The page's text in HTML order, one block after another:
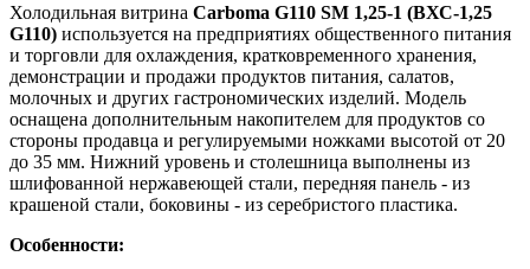
Холодильная витрина Carboma G110 SM 1,25-1 (ВХС-1,25
G110) используется на предприятиях общественного питания
и торговли для охлаждения, кратковременного хранения,
демонстрации и продажи продуктов питания, салатов,
молочных и других гастрономических изделий. Модель
оснащена дополнительным накопителем для продуктов со
стороны продавца и регулируемыми ножками высотой от 20
до 35 мм. Нижний уровень и столешница выполнены из
шлифованной нержавеющей стали, передняя панель - из
крашеной стали, боковины - из серебристого пластика.
Особенности: